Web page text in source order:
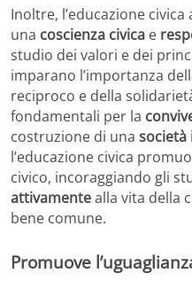
Inoltre, l’educazione
una coscienza civica e
studio dei valori e dei
imparano l’importanza
reciproco e della
fondamentali per la
costruzione di una società
l’educazione civica
civico, incoraggiando gli
attivamentealla vita della
bene comune.
Promuove